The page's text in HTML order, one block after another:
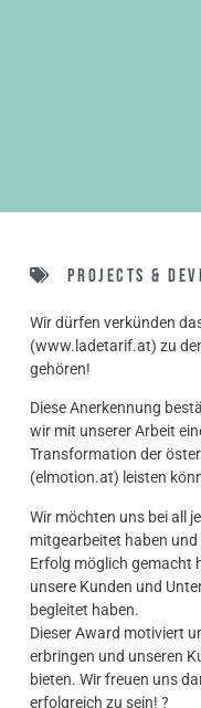
Projects &
Wir dürfen verkünden
(www.ladetarif.at) zu
gehören!
Diese Anerkennung
wir mit unserer Arbeit
Transformation der
(elmotion.at) leisten
Wir möchten uns bei all
mitgearbeitet haben
Erfolg möglich gemacht
unsere Kunden und
begleitet haben.
Dieser Award motiviert
erbringen und unseren
bieten. Wir freuen uns
erfolgreich zu sein! ?